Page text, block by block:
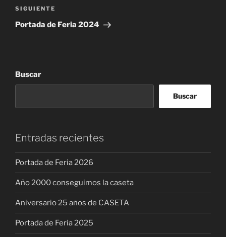
Siguiente
entrada
SIGUIENTE
Portada de Feria 2024
Buscar
Buscar
Entradas recientes
Portada de Feria 2026
Año 2000 conseguimos la caseta
Aniversario 25 años de CASETA
Portada de Feria 2025